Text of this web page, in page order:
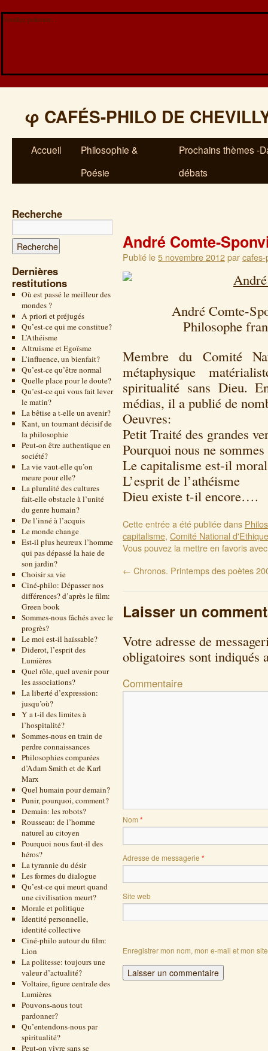
Veuillez patienter...
φ CAFÉS-PHILO DE
Accueil
Philosophie &
Poésie
Prochains thèmes -
débats
Recherche
Dernières
restitutions
Où est passé le meilleur des
mondes ?
A priori et préjugés
Qu’est-ce qui me constitue?
L’Athéisme
Altruisme et Egoïsme
L’influence, un bienfait?
Qu’est-ce qu’être normal
Quelle place pour le doute?
Qu’est-ce qui vous fait lever
le matin?
La bêtise a t-elle un avenir?
Kant, un tournant décisif de
la philosophie
Peut-on être authentique en
société?
La vie vaut-elle qu’on
meure pour elle?
La pluralité des cultures
fait-elle obstacle à l’unité
du genre humain?
De l’inné à l’acquis
Le monde change
Est-il plus heureux l’homme
qui pas dépassé la haie de
son jardin?
Choisir sa vie
Ciné-philo: Dépasser nos
différences? d’après le film:
Green book
Sommes-nous fâchés avec le
progrès?
Le moi est-il haïssable?
Diderot, l’esprit des
Lumières
Quel rôle, quel avenir pour
les associations?
La liberté d’expression:
jusqu’où?
Y a t-il des limites à
l’hospitalité?
Sommes-nous en train de
perdre connaissances
Philosophies comparées
d’Adam Smith et de Karl
Marx
Quel humain pour demain?
Punir, pourquoi, comment?
Demain: les robots?
Rousseau: de l’homme
naturel au citoyen
Pourquoi nous faut-il des
héros?
La tyrannie du désir
Les formes du dialogue
Qu’est-ce qui meurt quand
une civilisation meurt?
Morale et politique
Identité personnelle,
identité collective
Ciné-philo autour du film:
Lion
La politesse: toujours une
valeur d’actualité?
Voltaire, figure centrale des
Lumières
Pouvons-nous tout
pardonner?
Qu’entendons-nous par
spiritualité?
Peut-on vivre sans se
André Comte-
Publié le5 novembre 2012parcafes-
André Comte-
Philosophe
Membre du Comité
métaphysique
spiritualité sans Dieu.
médias, il a publié de
Oeuvres:
Petit Traité des grandes
Pourquoi nous ne
Le capitalisme est-il moral
L’esprit de l’athéisme
Dieu existe t-il encore….
Cette entrée a été publiée dans
capitalisme, Comité National d'Ethique
Vous pouvez la mettre en favoris
← Chronos. Printemps des poètes
Laisser un
Votre adresse de
obligatoires sont indiqués
Commentaire
Nom *
Adresse de messagerie *
Site web
Enregistrer mon nom, mon e-mail et mon